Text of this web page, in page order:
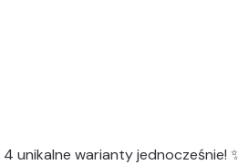
4 unikalne wariantyjednocześnie!